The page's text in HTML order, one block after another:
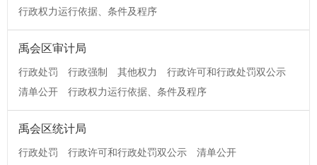
行政权力运行依据、条件及程序
禹会区审计局
行政处罚 行政强制 其他权力
行政许可和行政处罚双公示
清单公开
行政权力运行依据、条件及程序
禹会区统计局
行政处罚 行政许可和行政处罚双公示
清单公开